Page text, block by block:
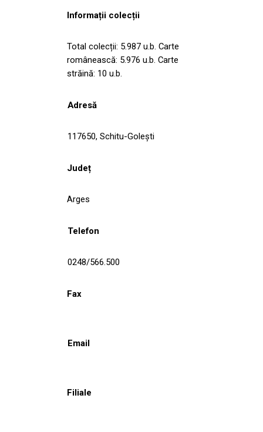
Informații colecții
Total colecții: 5.987 u.b. Carte
românească: 5.976 u.b. Carte
străină: 10 u.b.
Adresă
117650, Schitu-Goleşti
Județ
Arges
Telefon
0248/566.500
Fax
Email
Filiale